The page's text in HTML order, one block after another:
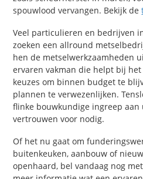
spouwlood vervangen. Bekijk de
Veel particulieren en bedrijven
zoeken een allround
hen de metselwerkzaamheden
ervaren vakman die helpt bij
keuzes om binnen budget te
plannen te verwezenlijken.
flinke bouwkundige ingreep aan
vertrouwen voor nodig.
Of het nu gaat om
buitenkeuken, aanbouw of
openhaard, bel vandaag nog met